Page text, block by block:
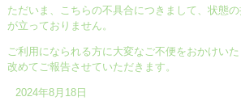
ただいま、こちらの不具合につきまして、状態
が立っておりません。
ご利用になられる方に大変なご不便をおかけい
改めてご報告させていただきます。
2024年8月18日